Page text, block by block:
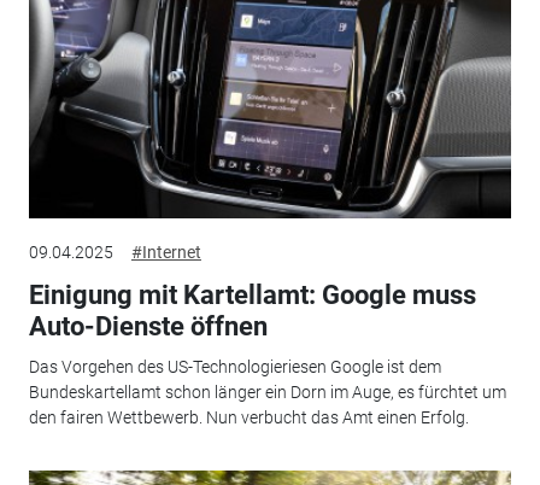
09.04.2025 #Internet
Einigung mit Kartellamt: Google muss
Auto-Dienste öffnen
Das Vorgehen des US-Technologieriesen Google ist dem
Bundeskartellamt schon länger ein Dorn im Auge, es fürchtet um
den fairen Wettbewerb. Nun verbucht das Amt einen Erfolg.